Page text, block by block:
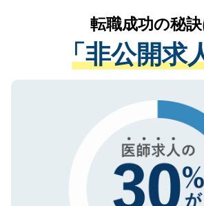
は、個人情報の取り扱いに
管理基準を満たした事業者
る、プライバシーマークを
で、機密保持に関してもご
かがいして、現在の医療機
経験をまじえながら、適切
させていただきます。すぐ
ない方には、長期的なサポ
ので、まずはご登録くださ
転職成功の秘
「非公開求